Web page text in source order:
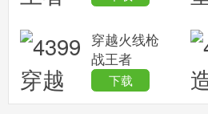
穿越火线枪
战王者
下载